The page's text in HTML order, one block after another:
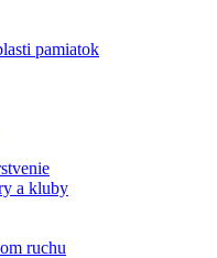
pamiatok
a kluby
ruchu